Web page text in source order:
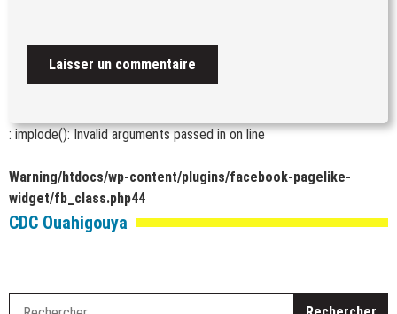
: implode(): Invalid arguments passed inon line
Warning/htdocs/wp-content/plugins/facebook-pagelike-
widget/fb_class.php44
CDC Ouahigouya